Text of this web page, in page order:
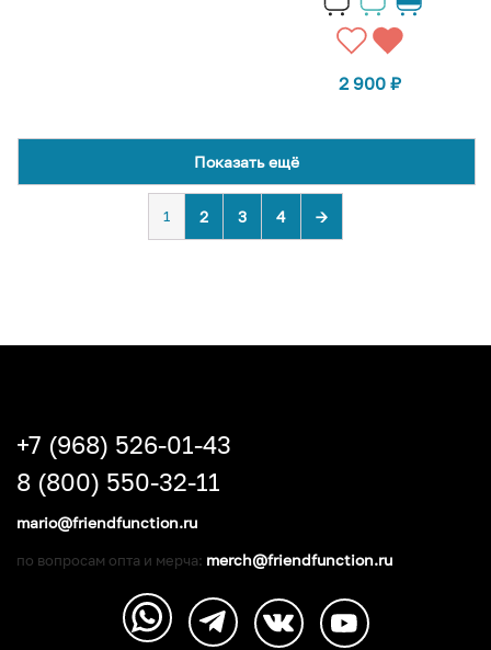
2 900 ₽
Показать ещё
1 2 3 4 →
+7 (968) 526-01-43
8 (800) 550-32-11
mario@friendfunction.ru
по вопросам опта и мерча: merch@friendfunction.ru